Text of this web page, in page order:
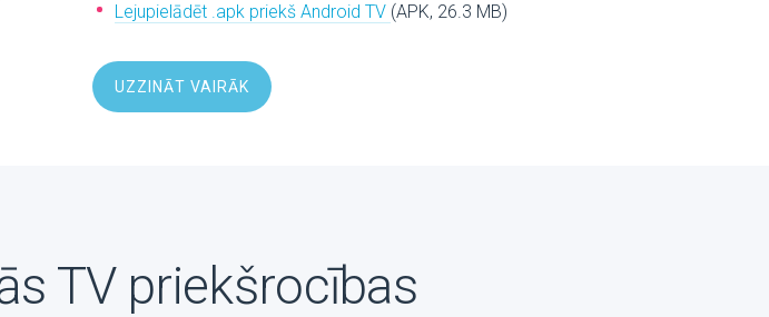
Lejupielādēt .apk priekš Android TV (APK, 26.3 MB)
UZZINĀT VAIRĀK
TV priekšrocības